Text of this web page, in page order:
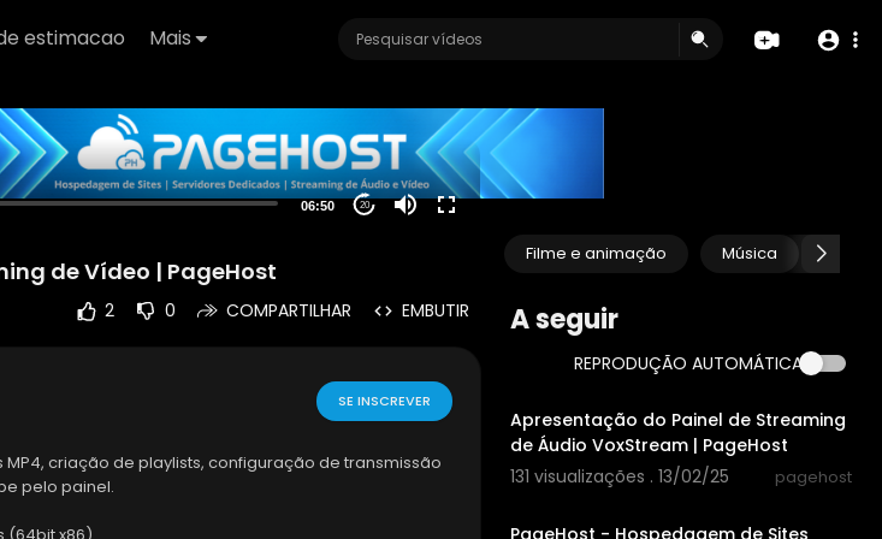
estimacao Mais
06:50 20
Filme e animação Música
A seguir
REPRODUÇÃO AUTOMÁTICA
00:06:58
Apresentação do Painel de Streaming
de Áudio VoxStream | PageHost
131 visualizações . 13/02/25
pagehost
de Vídeo | PageHost
2 0 COMPARTILHAR EMBUTIR
SE INSCREVER
criação de playlists, configuração de transmissão
pelo painel.